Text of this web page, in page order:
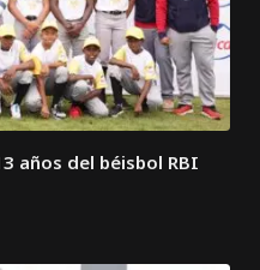
años del béisbol RBI